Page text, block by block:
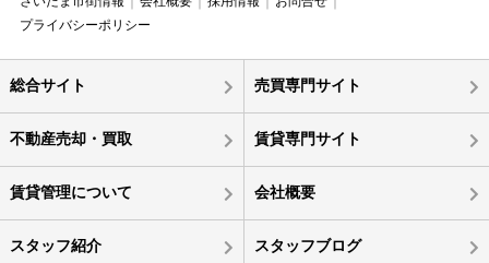
プライバシーポリシー
総合サイト 売買専門サイト
不動産売却・買取 賃貸専門サイト
賃貸管理について 会社概要
スタッフ紹介 スタッフブログ